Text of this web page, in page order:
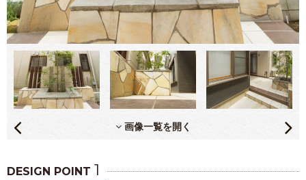
画像一覧を開く
DESIGN POINT 1